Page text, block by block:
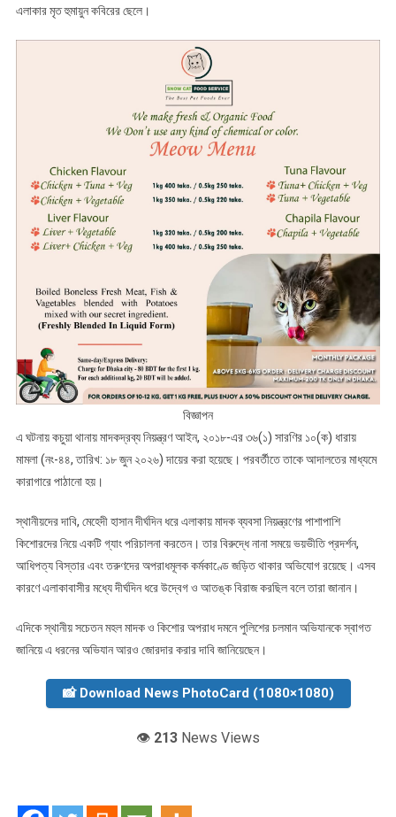
এলাকার মৃত হুমায়ুন কবিরের ছেলে।
বিজ্ঞাপন
এ ঘটনায় কচুয়া থানায় মাদকদ্রব্য নিয়ন্ত্রণ আইন, ২০১৮-এর ৩৬(১) সারণির ১০(ক) ধারায়
মামলা (নং-৪৪, তারিখ: ১৮ জুন ২০২৬) দায়ের করা হয়েছে। পরবর্তীতে তাকে আদালতের মাধ্যমে
কারাগারে পাঠানো হয়।
স্থানীয়দের দাবি, মেহেদী হাসান দীর্ঘদিন ধরে এলাকায় মাদক ব্যবসা নিয়ন্ত্রণের পাশাপাশি
কিশোরদের নিয়ে একটি গ্যাং পরিচালনা করতেন। তার বিরুদ্ধে নানা সময়ে ভয়ভীতি প্রদর্শন,
আধিপত্য বিস্তার এবং তরুণদের অপরাধমূলক কর্মকাণ্ডে জড়িত থাকার অভিযোগ রয়েছে। এসব
কারণে এলাকাবাসীর মধ্যে দীর্ঘদিন ধরে উদ্বেগ ও আতঙ্ক বিরাজ করছিল বলে তারা জানান।
এদিকে স্থানীয় সচেতন মহল মাদক ও কিশোর অপরাধ দমনে পুলিশের চলমান অভিযানকে স্বাগত
জানিয়ে এ ধরনের অভিযান আরও জোরদার করার দাবি জানিয়েছেন।
📸 Download News PhotoCard (1080×1080)
👁️ 213 News Views